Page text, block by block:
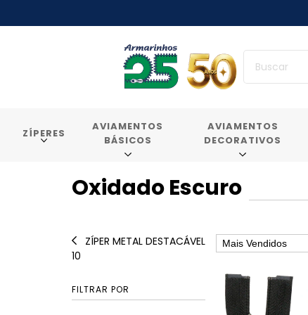
ZÍPERES
AVIAMENTOS
BÁSICOS
AVIAMENTOS
DECORATIVOS
Oxidado Escuro
ZÍPER METAL DESTACÁVEL
10
FILTRAR POR